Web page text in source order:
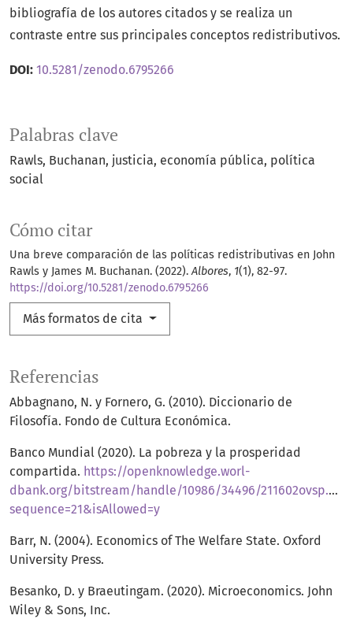
Palabras clave
Rawls Buchanan justicia economía pública política
social
Cómo citar
Una breve comparación de las políticas redistributivas en John
Rawls y James M. Buchanan. (2022).Albores, 1(1), 82-97.
https://doi.org/10.5281/zenodo.6795266
Más formatos de cita
bibliografía de los autores citados y se realiza un
contraste entre sus principales conceptos redistributivos.
DOI: 10.5281/zenodo.6795266
Referencias
Abbagnano, N. y Fornero, G. (2010). Diccionario de
Filosofía. Fondo de Cultura Económica.
Banco Mundial (2020). La pobreza y la prosperidad
compartida. https://openknowledge.worl-
dbank.org/bitstream/handle/10986/34496/
sequence=21&isAllowed=y
Barr, N. (2004). Economics of The Welfare State. Oxford
University Press.
Besanko, D. y Braeutingam. (2020). Microeconomics. John
Wiley & Sons, Inc.